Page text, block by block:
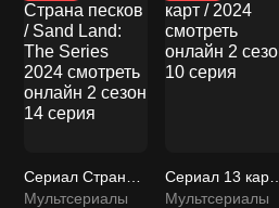
Мультсериалы
Мультсериалы